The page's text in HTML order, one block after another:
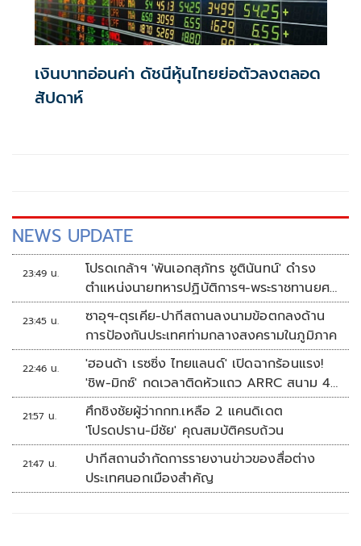
เงินบาทอ่อนค่า ดัชนีหุ้นไทยย่อตัวลงตลอด
สัปดาห์
NEWS UPDATE
23:49 น.
โปรดเกล้าฯ 'พันเอกสุภัทร ชูตินันทน์' ดำรง
ตำแหน่งนายทหารปฏิบัติการฯ-พระราชทานยศ
'พลตรี'
23:45 น.
ซาอุฯ-ตุรเคีย-ปากีสถานลงนามข้อตกลงด้าน
การป้องกันประเทศท่ามกลางสงครามในภูมิภาค
22:46 น.
'ฮอนด้า เรซซิ่ง ไทยแลนด์' เปิดฉากร้อนแรง!
'ชิพ-มิกซ์' กดเวลาติดหัวแถว ARRC สนาม 4
ที่มัลดาลิกา
21:57 น.
ศึกชิงชัยผู้ว่ากกท.เหลือ 2 แคนดิเดต
'โปรดปราน-มีชัย' คุณสมบัติครบถ้วน
21:47 น.
ปากีสถานจำกัดการรายงานข่าวของสื่อต่าง
ประเทศนอกเมืองสำคัญ